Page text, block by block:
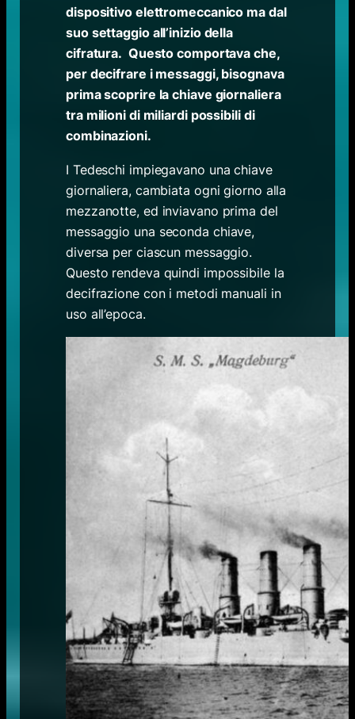
dispositivo elettromeccanico ma dal
suo settaggio all’inizio della
cifratura. Questo comportava che,
per decifrare i messaggi, bisognava
prima scoprire la chiave giornaliera
tra milioni di miliardi possibili di
combinazioni.
I Tedeschi impiegavano una chiave
giornaliera, cambiata ogni giorno alla
mezzanotte, ed inviavano prima del
messaggio una seconda chiave,
diversa per ciascun messaggio.
Questo rendeva quindi impossibile la
decifrazione con i metodi manuali in
uso all’epoca.